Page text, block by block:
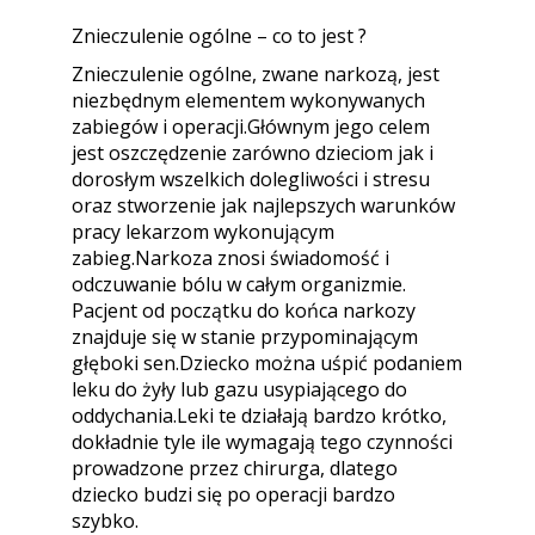
Znieczulenie ogólne – co to jest ?
Znieczulenie ogólne, zwane narkozą, jest
niezbędnym elementem wykonywanych
zabiegów i operacji.Głównym jego celem
jest oszczędzenie zarówno dzieciom jak i
dorosłym wszelkich dolegliwości i stresu
oraz stworzenie jak najlepszych warunków
pracy lekarzom wykonującym
zabieg.Narkoza znosi świadomość i
odczuwanie bólu w całym organizmie.
Pacjent od początku do końca narkozy
znajduje się w stanie przypominającym
głęboki sen.Dziecko można uśpić podaniem
leku do żyły lub gazu usypiającego do
oddychania.Leki te działają bardzo krótko,
dokładnie tyle ile wymagają tego czynności
prowadzone przez chirurga, dlatego
dziecko budzi się po operacji bardzo
szybko.